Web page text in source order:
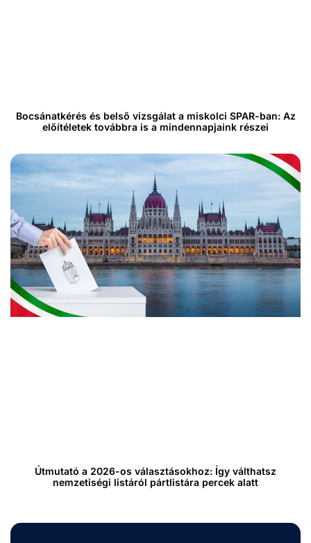
Bocsánatkérés és belső vizsgálat a miskolci SPAR-ban: Az
előítéletek továbbra is a mindennapjaink részei
Útmutató a 2026-os választásokhoz: Így válthatsz
nemzetiségi listáról pártlistára percek alatt